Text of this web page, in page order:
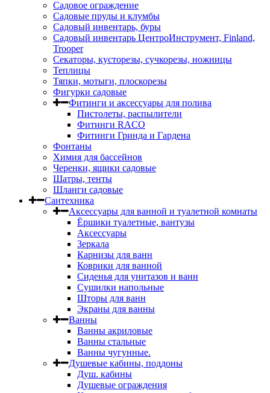
Садовое ограждение
Садовые пруды и клумбы
Садовый инвентарь, буры
Садовый инвентарь ЦентроИнструмент, Finland,
Trooper
Секаторы, кусторезы, сучкорезы, ножницы
Теплицы
Тяпки, мотыги, плоскорезы
Фигурки садовые
Фитинги и аксессуары для полива
Пистолеты, распылители
Фитинги RACO
Фитинги Гринда и Гардена
Фонтаны
Химия для бассейнов
Черенки, ящики садовые
Шатры, тенты
Шланги садовые
Сантехника
Аксессуары для ванной и туалетной комнаты
Ёршики туалетные, вантузы
Аксессуары
Зеркала
Карнизы для ванн
Коврики для ванной
Сиденья для унитазов и ванн
Сушилки напольные
Шторы для ванн
Экраны для ванны
Ванны
Ванны акриловые
Ванны стальные
Ванны чугунные.
Душевые кабины, поддоны
Душ. кабины
Душевые ограждения